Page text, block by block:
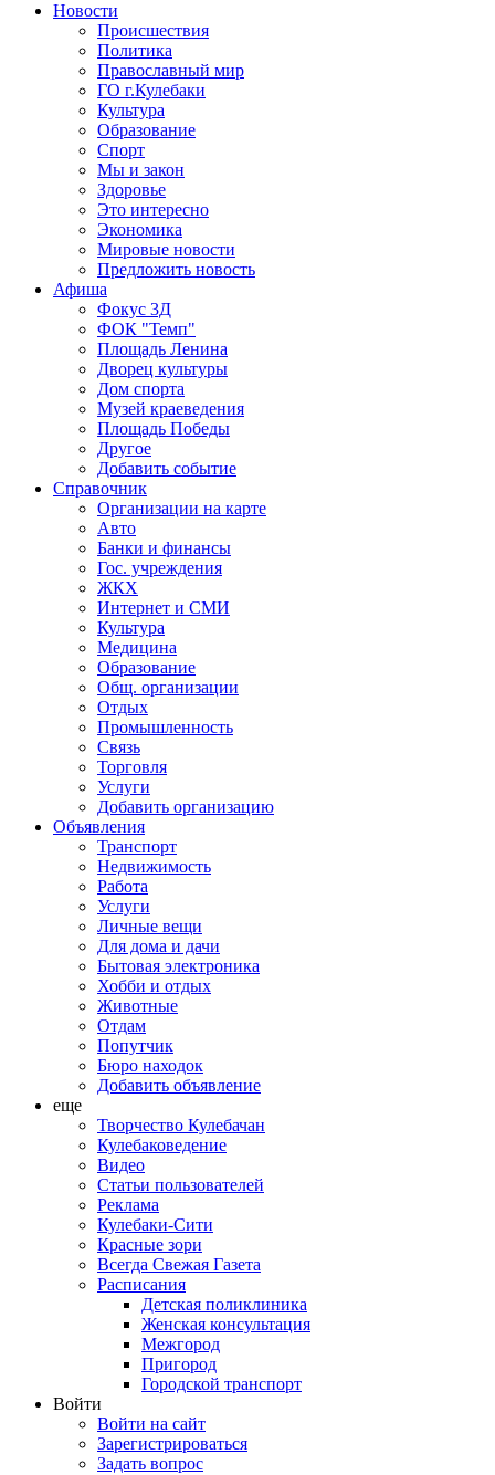
Новости
Происшествия
Политика
Православный мир
ГО г.Кулебаки
Культура
Образование
Спорт
Мы и закон
Здоровье
Это интересно
Экономика
Мировые новости
Предложить новость
Афиша
Фокус 3Д
ФОК "Темп"
Площадь Ленина
Дворец культуры
Дом спорта
Музей краеведения
Площадь Победы
Другое
Добавить событие
Справочник
Организации на карте
Авто
Банки и финансы
Гос. учреждения
ЖКХ
Интернет и СМИ
Культура
Медицина
Образование
Общ. организации
Отдых
Промышленность
Связь
Торговля
Услуги
Добавить организацию
Объявления
Транспорт
Недвижимость
Работа
Услуги
Личные вещи
Для дома и дачи
Бытовая электроника
Хобби и отдых
Животные
Отдам
Попутчик
Бюро находок
Добавить объявление
еще
Творчество Кулебачан
Кулебаковедение
Видео
Статьи пользователей
Реклама
Кулебаки-Сити
Красные зори
Всегда Свежая Газета
Расписания
Детская поликлиника
Женская консультация
Межгород
Пригород
Городской транспорт
Войти
Войти на сайт
Зарегистрироваться
Задать вопрос